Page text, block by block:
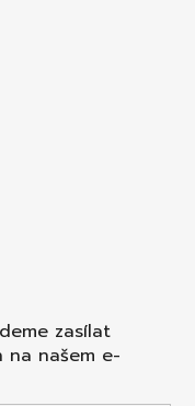
zasílat
na našem e-